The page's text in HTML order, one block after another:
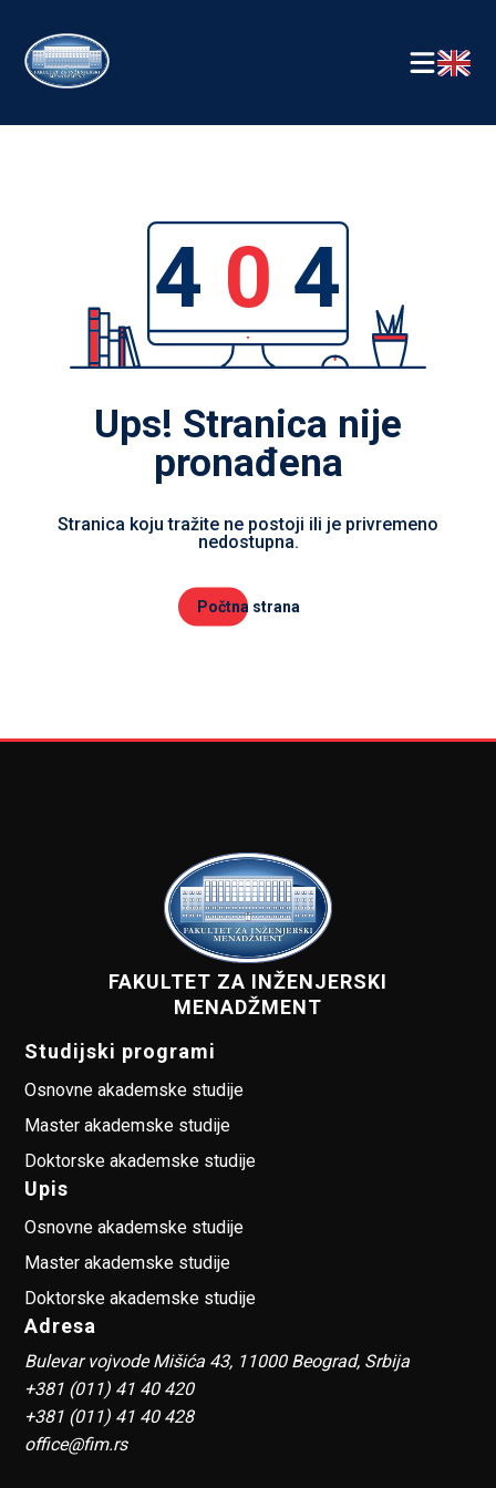
4 0 4
Ups! Stranica nije
pronađena
Stranica koju tražite ne postoji ili je privremeno
nedostupna.
Počtna strana
FAKULTET ZA INŽENJERSKI
MENADŽMENT
Studijski programi
Osnovne akademske studije
Master akademske studije
Doktorske akademske studije
Upis
Osnovne akademske studije
Master akademske studije
Doktorske akademske studije
Adresa
Bulevar vojvode Mišića 43, 11000 Beograd, Srbija
+381 (011) 41 40 420
+381 (011) 41 40 428
office@fim.rs